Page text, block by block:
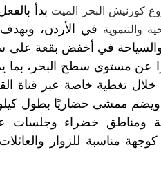
كورنيش البحر الميت بدأ
والتنموية في الأردن،
والسياحة في أخفض بقعة
يبلغ انخفاض البحر الميت نحو 430 مترًا عن مستوى سطح البحر،
تغطية خاصة عبر قناة
المشروع يمتد على مساحة 600 دونم، ويضم ممشى حضاريًا بطول
ومناطق خضراء وجلسات
مناسبة للزوار